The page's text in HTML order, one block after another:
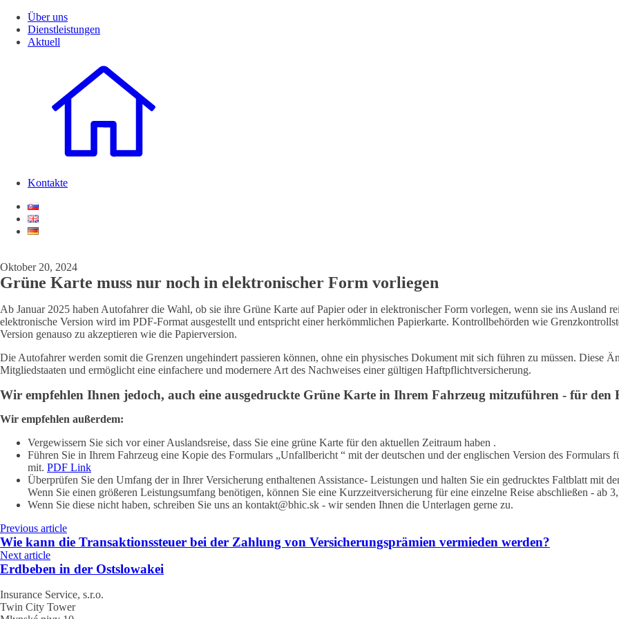
Über uns
Dienstleistungen
Aktuell
Kontakte
Oktober 20, 2024
Grüne Karte muss nur noch in elektronischer Form vorliegen
Ab Januar 2025 haben Autofahrer die Wahl, ob sie ihre Grüne Karte auf Papier oder in elektronischer Form vorlegen, wenn sie ins Ausland
elektronische Version wird im PDF-Format ausgestellt und entspricht einer herkömmlichen Papierkarte. Kontrollbehörden wie
Version genauso zu akzeptieren wie die Papierversion.
Die Autofahrer werden somit die Grenzen ungehindert passieren können, ohne ein physisches Dokument mit sich führen zu müssen. Diese
Mitgliedstaaten und ermöglicht eine einfachere und modernere Art des Nachweises einer gültigen Haftpflichtversicherung.
Wir empfehlen Ihnen jedoch, auch eine ausgedruckte Grüne Karte in Ihrem Fahrzeug mitzuführen - für den
Wir empfehlen außerdem:
Vergewissern Sie sich vor einer Auslandsreise, dass Sie eine grüne Karte für den aktuellen Zeitraum haben .
Führen Sie in Ihrem Fahrzeug eine Kopie des Formulars „Unfallbericht “ mit der deutschen und der englischen Version des Formulars
mit. PDF Link
Überprüfen Sie den Umfang der in Ihrer Versicherung enthaltenen Assistance- Leistungen und halten Sie ein gedrucktes Faltblatt mit
Wenn Sie einen größeren Leistungsumfang benötigen, können Sie eine Kurzzeitversicherung für eine einzelne Reise abschließen - ab
Wenn Sie diese nicht haben, schreiben Sie uns an kontakt@bhic.sk - wir senden Ihnen die Unterlagen gerne zu.
Previous article
Wie kann die Transaktionssteuer bei der Zahlung von Versicherungsprämien vermieden werden?
Next article
Erdbeben in der Ostslowakei
Insurance Service, s.r.o.
Twin City Tower